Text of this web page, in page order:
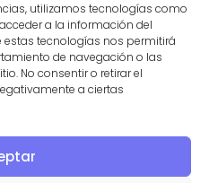
utilizamos tecnologías como
a la información del
tecnologías nos permitirá
de navegación o las
No consentir o retirar el
a ciertas
carteles sobre
en